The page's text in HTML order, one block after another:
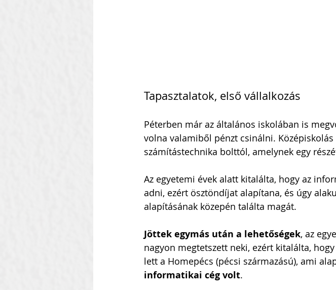
Tapasztalatok, első vállalkozás
Péterben már az általános iskolában is
volna valamiből pénzt csinálni.
számítástechnika bolttól, amelynek egy
Az egyetemi évek alatt kitalálta, hogy az
adni, ezért ösztöndíjat alapítana, és úgy
alapításának közepén találta magát.
Jöttek egymás után a lehetőségek, az
nagyon megtetszett neki, ezért kitalálta, hogy
lett a Homepécs (pécsi származású), ami
informatikai cég volt.